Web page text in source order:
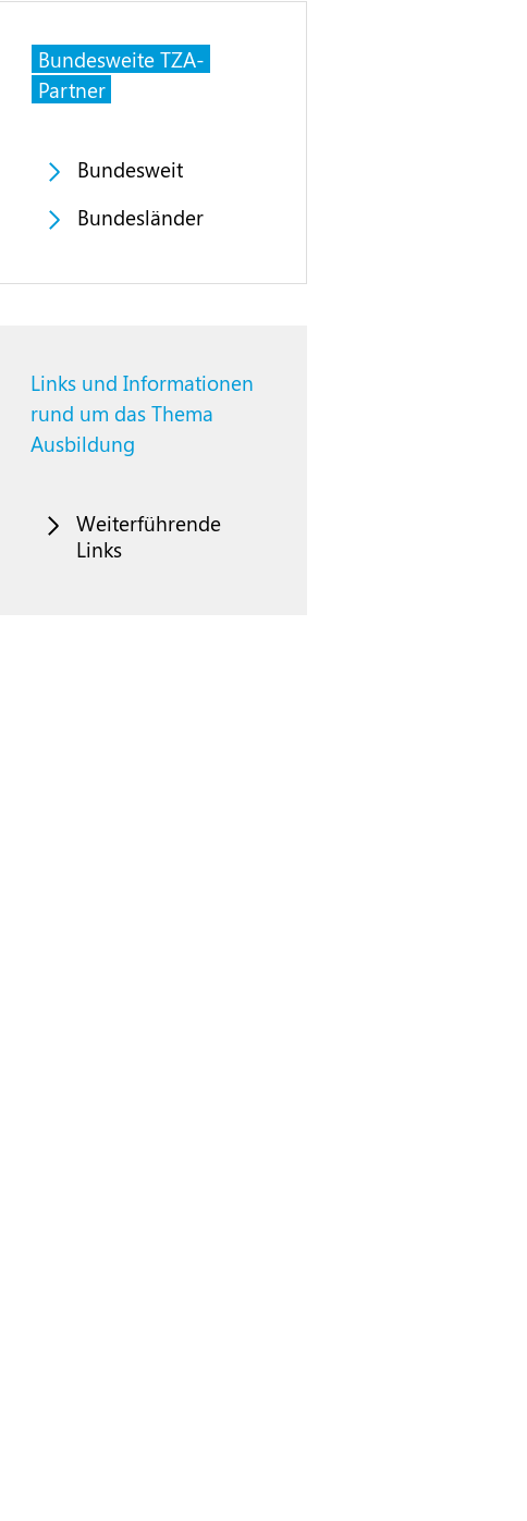
Bundesweite TZA-
Partner
Bundesweit
Bundesländer
Links und Informationen
rund um das Thema
Ausbildung
Weiterführende
Links